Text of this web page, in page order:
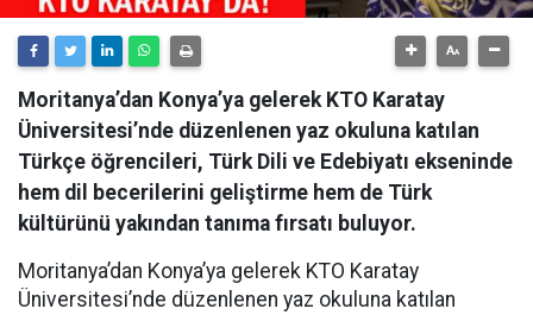
Moritanya’dan Konya’ya gelerek KTO Karatay
Üniversitesi’nde düzenlenen yaz okuluna katılan
Türkçe öğrencileri, Türk Dili ve Edebiyatı ekseninde
hem dil becerilerini geliştirme hem de Türk
kültürünü yakından tanıma fırsatı buluyor.
Moritanya’dan Konya’ya gelerek KTO Karatay
Üniversitesi’nde düzenlenen yaz okuluna katılan